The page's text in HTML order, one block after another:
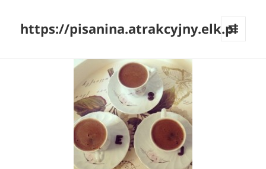
https://pisanina.atrakcyjny.elk.pl